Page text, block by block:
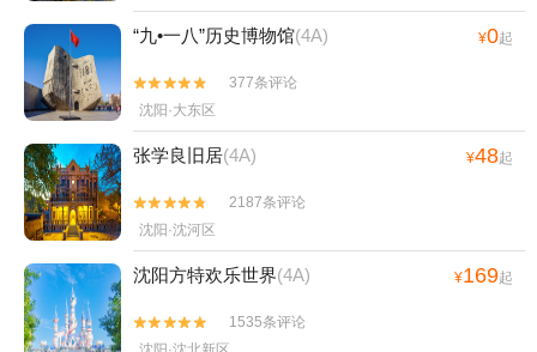
“九•一八”历史博物馆(4A) ¥0起


377条评论
沈阳·大东区
张学良旧居(4A) ¥48起


2187条评论
沈阳·沈河区
沈阳方特欢乐世界(4A) ¥169起


1535条评论